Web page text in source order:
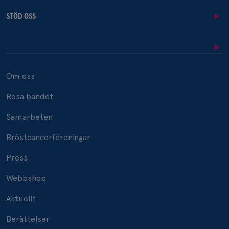
STÖD OSS
Om oss
Rosa bandet
Samarbeten
Bröstcancerföreningar
Press
Webbshop
Aktuellt
Berättelser